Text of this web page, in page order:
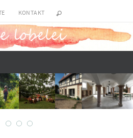
KONTAKT